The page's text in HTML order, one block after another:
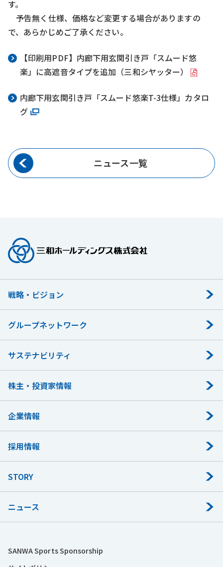
す。
予告無く仕様、価格など変更する場合がありますの
で、あらかじめご了承ください。
【印刷用PDF】内廊下用玄関引き戸「スムード悠
楽」に高遮音タイプを追加（三和シヤッター）
内廊下用玄関引き戸「スムード悠楽T-3仕様」カタロ
グ
ニュース一覧
戦略・ビジョン
グループネットワーク
サステナビリティ
株主・投資家情報
企業情報
採用情報
STORY
ニュース
SANWA Sports Sponsorship